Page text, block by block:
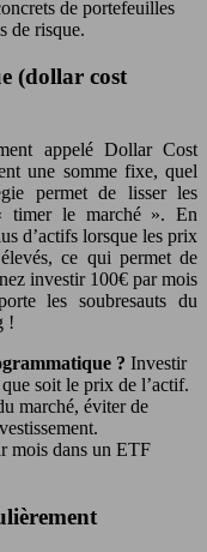
de portefeuilles
de risque.
(dollar cost
appelé Dollar Cost
une somme fixe, quel
permet de lisser les
timer le marché ». En
d’actifs lorsque les prix
ce qui permet de
investir 100€ par mois
les soubresauts du
!
? Investir
soit le prix de l’actif.
marché, éviter de
mois dans un ETF